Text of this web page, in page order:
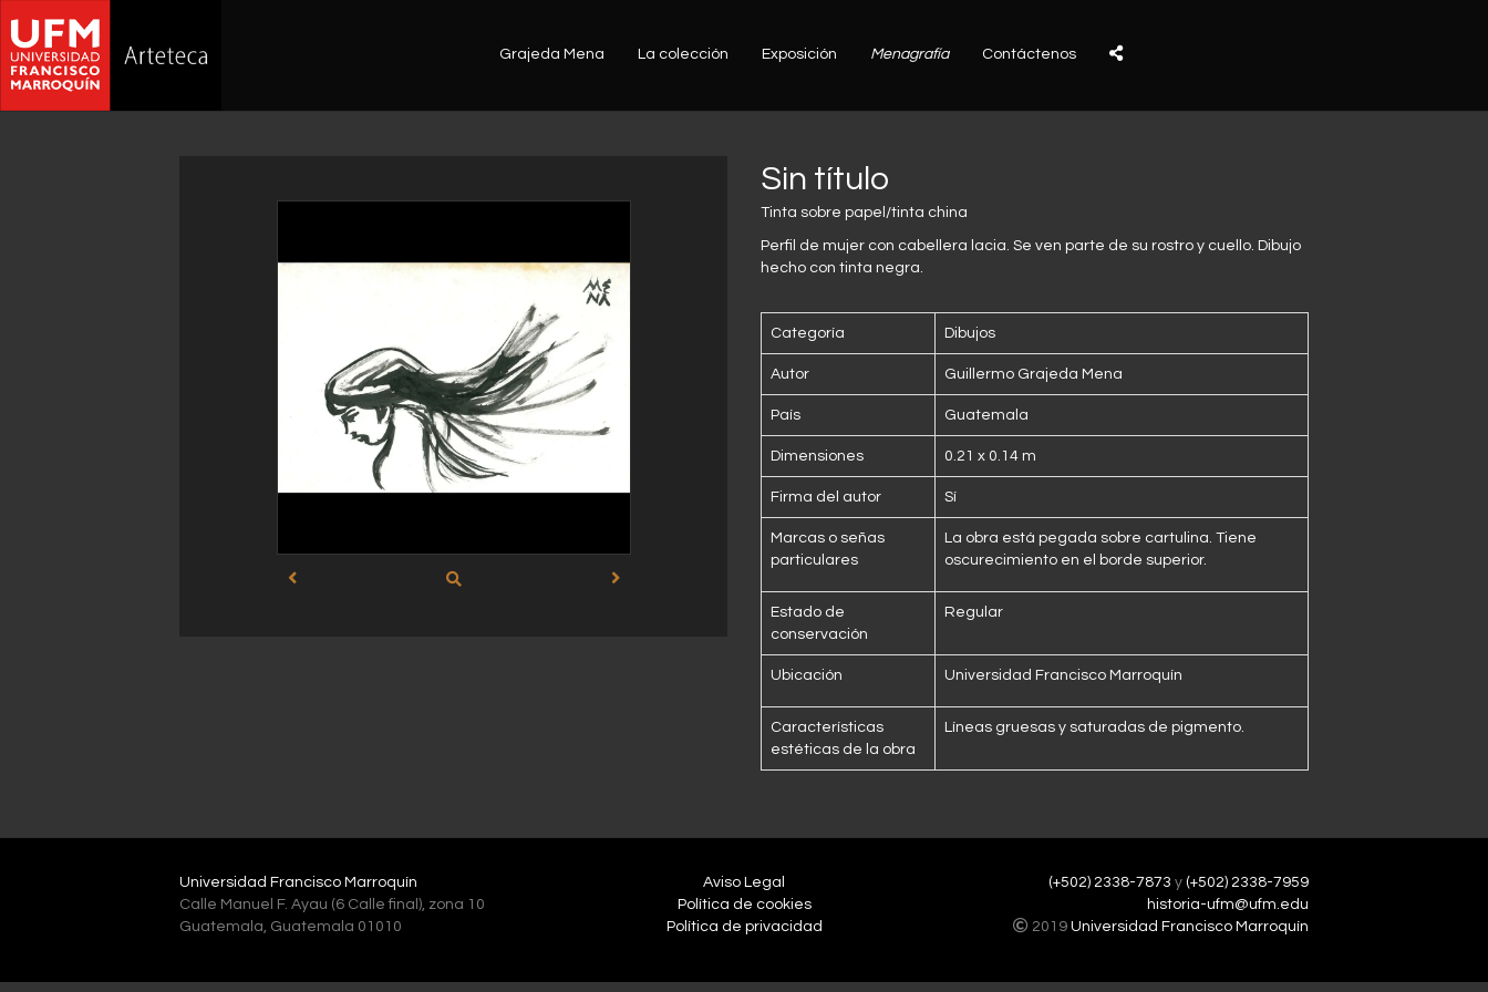
Grajeda Mena La colección Exposición Menagrafía Contáctenos
Sin título
Tinta sobre papel/tinta china
Perfil de mujer con cabellera lacia. Se ven parte de su rostro y cuello. Dibujo
hecho con tinta negra.
Categoría Dibujos
Autor Guillermo Grajeda Mena
País Guatemala
Dimensiones 0.21 x 0.14 m
Firma del autor Sí
Marcas o señas
particulares
La obra está pegada sobre cartulina. Tiene
oscurecimiento en el borde superior.
Estado de
conservación
Regular
Ubicación Universidad Francisco Marroquín
Características
estéticas de la obra
Líneas gruesas y saturadas de pigmento.
Universidad Francisco Marroquín
Calle Manuel F. Ayau (6 Calle final), zona 10
Guatemala, Guatemala 01010
Aviso Legal
Política de cookies
Política de privacidad
(+502) 2338-7873 y (+502) 2338-7959
historia-ufm@ufm.edu
2019 Universidad Francisco Marroquín